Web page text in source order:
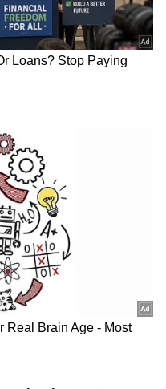
ಬರುತ್ತಿದೆ ಎಂದು
ಹೆಚ್ಚು ವಿದೇಶಿ
ಕಾಂಗ್ರೆಸ್.
ರಷ್ಟು ವಿದೇಶಿ ಬಂಡವಾಳ
ರೂಪಾಯಿ
ಕ್ಯಾಶ್
ಗಲ್ಲಿಗೇರಿಸಿ ಎಂದು
ಆದರೆ
ಕ್ಯಾಶ್
ಕ್ಯಾಶ್ ದೇಶದಲ್ಲಿ